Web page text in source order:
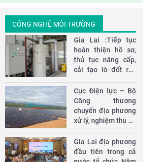
CÔNG NGHỆ MÔI TRƯỜNG
​Gia Lai :Tiếp tục
hoàn thiện hồ sơ,
thủ tục nâng cấp,
cải tạo lò đốt rác
Cục Điện lực – Bộ
Công thương
chuyển địa phương
xử lý, nghiệm thu 10
Gia Lai địa phương
đầu tiên trong cả